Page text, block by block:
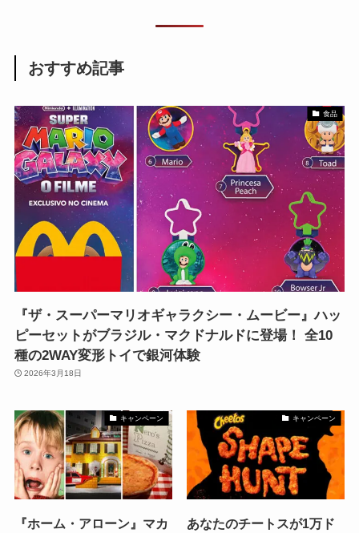
おすすめ記事
食品
『ザ・スーパーマリオギャラクシー・ムービー』ハッ
ピーセットがブラジル・マクドナルドに登場！ 全10
種の2WAY変形トイで銀河体験
2026年3月18日
キャンペーン
『ホーム・アローン』マカ
キャンペーン
あなたのチートスが1万ド